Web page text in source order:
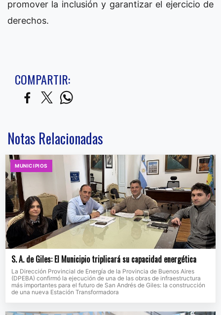
promover la inclusión y garantizar el ejercicio de
derechos.
COMPARTIR:
Notas Relacionadas
MUNICIPIOS
S. A. de Giles: El Municipio triplicará su capacidad energética
La Dirección Provincial de Energía de la Provincia de Buenos Aires
(DPEBA) confirmó la ejecución de una de las obras de infraestructura
más importantes para el futuro de San Andrés de Giles: la construcción
de una nueva Estación Transformadora